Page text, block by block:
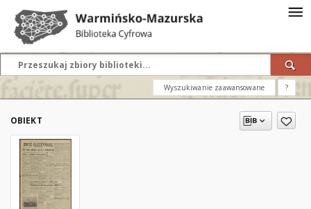
Wyszukiwanie zaawansowane ?
OBIEKT